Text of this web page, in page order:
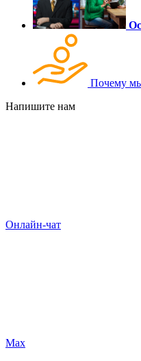
Почему
Напишите нам
Онлайн-чат
Max